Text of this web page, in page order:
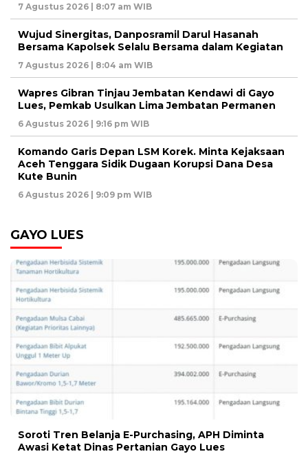
7 Agustus 2026 | 8:07 am WIB
Wujud Sinergitas, Danposramil Darul Hasanah
Bersama Kapolsek Selalu Bersama dalam Kegiatan
7 Agustus 2026 | 8:04 am WIB
Wapres Gibran Tinjau Jembatan Kendawi di Gayo
Lues, Pemkab Usulkan Lima Jembatan Permanen
6 Agustus 2026 | 9:16 pm WIB
Komando Garis Depan LSM Korek. Minta Kejaksaan
Aceh Tenggara Sidik Dugaan Korupsi Dana Desa
Kute Bunin
6 Agustus 2026 | 9:09 pm WIB
GAYO LUES
Soroti Tren Belanja E-Purchasing, APH Diminta
Awasi Ketat Dinas Pertanian Gayo Lues